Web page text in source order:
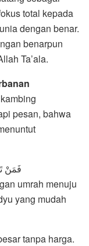
total kepada
dengan benar.
benarpun
Ta’ala.
pesan, bahwa
فَمَنْ
umrah menuju
yang mudah
tanpa harga.